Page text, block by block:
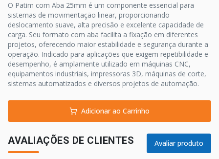
O Patim com Aba 25mm é um componente essencial para
sistemas de movimentação linear, proporcionando
deslocamento suave, alta precisão e excelente capacidade de
carga. Seu formato com aba facilita a fixação em diferentes
projetos, oferecendo maior estabilidade e segurança durante a
operação. Indicado para aplicações que exigem repetibilidade e
desempenho, é amplamente utilizado em máquinas CNC,
equipamentos industriais, impressoras 3D, máquinas de corte,
sistemas automatizados e diversos projetos de automação.
Adicionar ao Carrinho
AVALIAÇÕES DE CLIENTES Avaliar produto